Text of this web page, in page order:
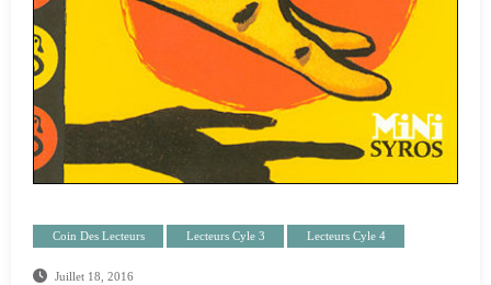
Coin Des Lecteurs Lecteurs Cyle 3 Lecteurs Cyle 4
Juillet 18, 2016